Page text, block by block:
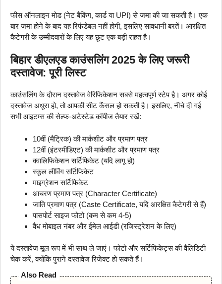
फीस ऑनलाइन मोड (नेट बैंकिंग, कार्ड या UPI) से जमा की जा सकती है। एक
बार जमा होने के बाद यह रिफंडेबल नहीं होगी, इसलिए सावधानी बरतें। आरक्षित
कैटेगरी के उम्मीदवारों के लिए यह छूट एक बड़ी राहत है।
बिहार डीएलएड काउंसलिंग 2025 के लिए जरूरी
दस्तावेज: पूरी लिस्ट
काउंसलिंग के दौरान दस्तावेज वेरिफिकेशन सबसे महत्वपूर्ण स्टेप है। अगर कोई
दस्तावेज अधूरा हो, तो आपकी सीट कैंसल हो सकती है। इसलिए, नीचे दी गई
सभी आइटम्स की सेल्फ-अटेस्टेड कॉपीज तैयार रखें:
10वीं (मैट्रिक) की मार्कशीट और प्रमाण पत्र
12वीं (इंटरमीडिएट) की मार्कशीट और प्रमाण पत्र
क्वालिफिकेशन सर्टिफिकेट (यदि लागू हो)
स्कूल लीविंग सर्टिफिकेट
माइग्रेशन सर्टिफिकेट
आचरण प्रमाण पत्र (Character Certificate)
जाति प्रमाण पत्र (Caste Certificate, यदि आरक्षित कैटेगरी से हैं)
पासपोर्ट साइज फोटो (कम से कम 4-5)
वैध मोबाइल नंबर और ईमेल आईडी (रजिस्ट्रेशन के लिए)
ये दस्तावेज मूल रूप में भी साथ ले जाएं। फोटो और सर्टिफिकेट्स की वैलिडिटी
चेक करें, क्योंकि पुराने दस्तावेज रिजेक्ट हो सकते हैं।
Also Read